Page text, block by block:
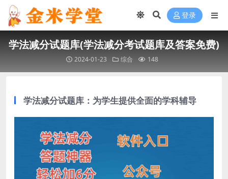
登录
学法减分试题库(学法减分考试题库及答案免费)
2024-01-23 综合 148
学法减分试题库：为学生提供全面的学科辅导